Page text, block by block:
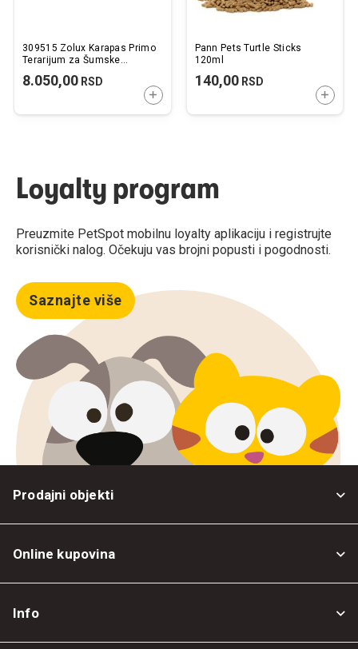
309515 Zolux Karapas Primo
Terarijum za Šumske
8.050,00 RSD
DODAJTE U KORPU
Pann Pets Turtle Sticks
120ml
140,00RSD
Loyalty program
Preuzmite PetSpot mobilnu loyalty aplikaciju i registrujte
korisnički nalog. Očekuju vas brojni popusti i pogodnosti.
Saznajte više
Prodajni objekti
Online kupovina
Info